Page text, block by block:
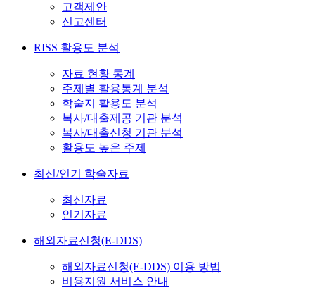
고객제안
신고센터
RISS 활용도 분석
자료 현황 통계
주제별 활용통계 분석
학술지 활용도 분석
복사/대출제공 기관 분석
복사/대출신청 기관 분석
활용도 높은 주제
최신/인기 학술자료
최신자료
인기자료
해외자료신청(E-DDS)
해외자료신청(E-DDS) 이용 방법
비용지원 서비스 안내